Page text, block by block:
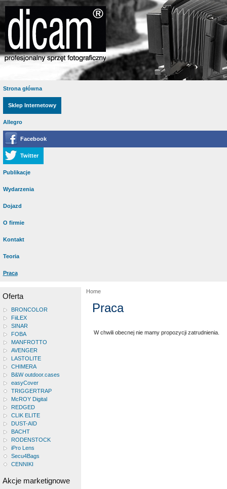
Strona główna
Sklep Internetowy
Allegro
Facebook
Twitter
Publikacje
Wydarzenia
Dojazd
O firmie
Kontakt
Teoria
Praca
Oferta
BRONCOLOR
FiiLEX
SINAR
FOBA
MANFROTTO
AVENGER
LASTOLITE
CHIMERA
B&W outdoor.cases
easyCover
TRIGGERTRAP
McROY Digital
REDGED
CLIK ELITE
DUST-AID
BACHT
RODENSTOCK
iPro Lens
Secu4Bags
CENNIKI
Akcje marketignowe
Home
Praca
W chwili obecnej nie mamy propozycji zatrudnienia.